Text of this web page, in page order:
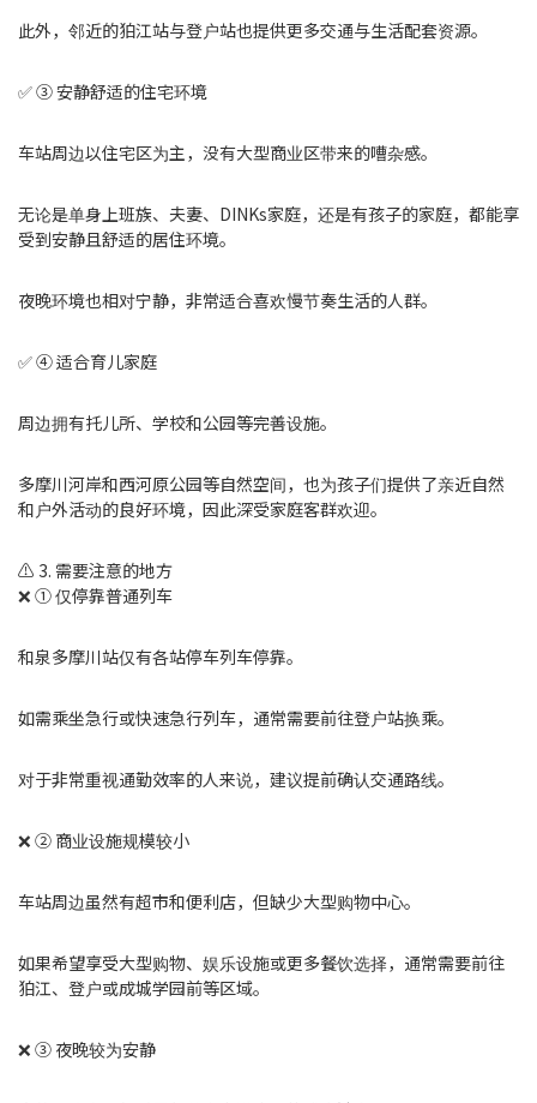
此外，邻近的狛江站与登户站也提供更多交通与生活配套资源。
✅ ③ 安静舒适的住宅环境
车站周边以住宅区为主，没有大型商业区带来的嘈杂感。
无论是单身上班族、夫妻、DINKs家庭，还是有孩子的家庭，都能享
受到安静且舒适的居住环境。
夜晚环境也相对宁静，非常适合喜欢慢节奏生活的人群。
✅ ④ 适合育儿家庭
周边拥有托儿所、学校和公园等完善设施。
多摩川河岸和西河原公园等自然空间，也为孩子们提供了亲近自然
和户外活动的良好环境，因此深受家庭客群欢迎。
⚠️ 3. 需要注意的地方
❌ ① 仅停靠普通列车
和泉多摩川站仅有各站停车列车停靠。
如需乘坐急行或快速急行列车，通常需要前往登户站换乘。
对于非常重视通勤效率的人来说，建议提前确认交通路线。
❌ ② 商业设施规模较小
车站周边虽然有超市和便利店，但缺少大型购物中心。
如果希望享受大型购物、娱乐设施或更多餐饮选择，通常需要前往
狛江、登户或成城学园前等区域。
❌ ③ 夜晚较为安静